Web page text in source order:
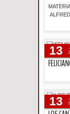
13
13